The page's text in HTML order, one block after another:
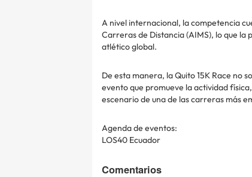
A nivel internacional, la competencia
Carreras de Distancia (AIMS), lo que
atlético global.
De esta manera, la Quito 15K Race no
evento que promueve la actividad
escenario de una de las carreras más
Agenda de eventos:
LOS40 Ecuador
Comentarios